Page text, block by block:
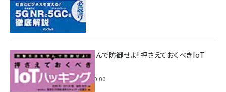
攻撃手法を学んで防御せよ! 押さえておくべきIoT
ハッキング
2022年6月14日 0:00